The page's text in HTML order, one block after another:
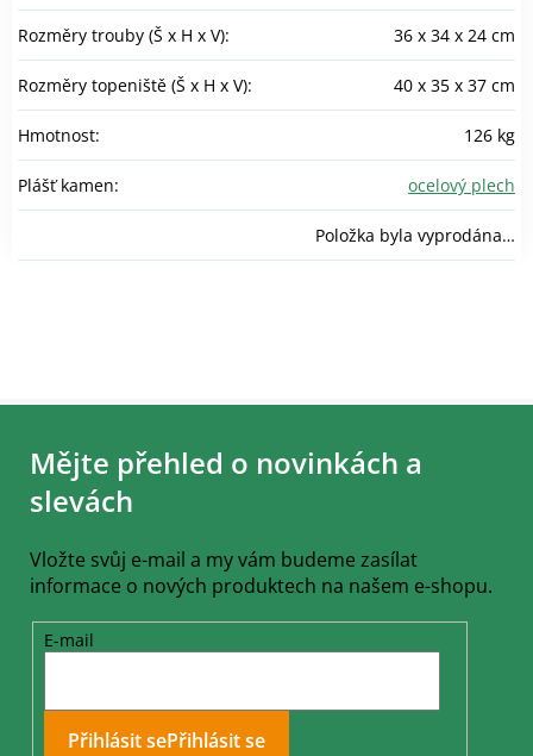
Rozměry trouby (Š x H x V): 36 x 34 x 24 cm
Rozměry topeniště (Š x H x V): 40 x 35 x 37 cm
Hmotnost: 126 kg
Plášť kamen: ocelový plech
Položka byla vyprodána…
Z
Mějte přehled o novinkách a
slevách
Vložte svůj e-mail a my vám budeme zasílat
informace o nových produktech na našem e-shopu.
E-mail
Přihlásit se